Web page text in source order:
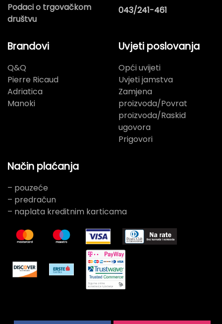
Podaci o trgovačkom
društvu
043/241-461
Brandovi
Q&Q
Pierre Ricaud
Adriatica
Manoki
Uvjeti poslovanja
Opći uvijeti
Uvjeti jamstva
Zamjena
proizvoda/Povrat
proizvoda/Raskid
ugovora
Prigovori
Način plaćanja
– pouzeće
– predračun
– naplata kreditnim karticama